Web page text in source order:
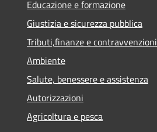
Educazione e formazione
Giustizia e sicurezza pubblica
Tributi,finanze e contravvenzioni
Ambiente
Salute, benessere e assistenza
Autorizzazioni
Agricoltura e pesca